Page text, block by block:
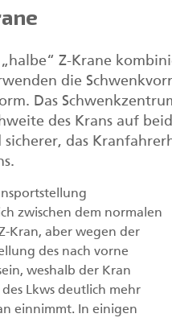
Z-Krane
die
Das
des Krans auf
das
zwischen dem normalen
Kran, aber wegen der
des nach vorne
weshalb der Kran
Lkws deutlich mehr
einnimmt. In einigen